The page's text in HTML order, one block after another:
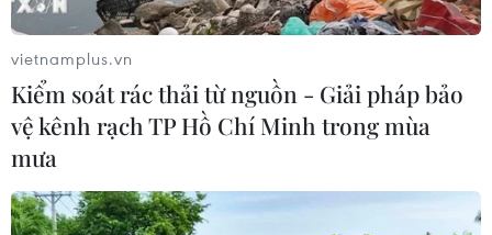
2.000 khách hàng được miễn phí khi
vietnamplus.vn
Kiểm soát rác thải từ nguồn - Giải pháp bảo
vệ kênh rạch TP Hồ Chí Minh trong mùa
mưa